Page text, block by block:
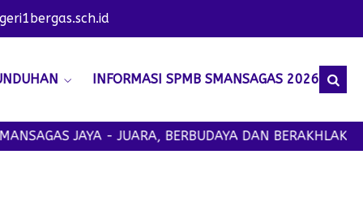
INFORMASI SPMB SMANSAGAS 2026
JAYA - JUARA, BERBUDAYA DAN BERAKHLAK MULIA